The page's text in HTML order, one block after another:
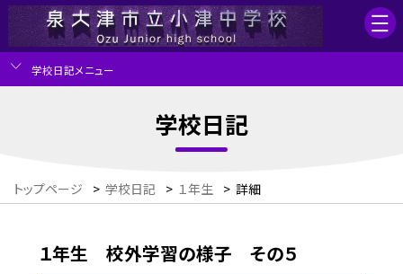
学校日記メニュー
学校日記
トップページ > 学校日記 > １年生 > 詳細
１年生 校外学習の様子 その５